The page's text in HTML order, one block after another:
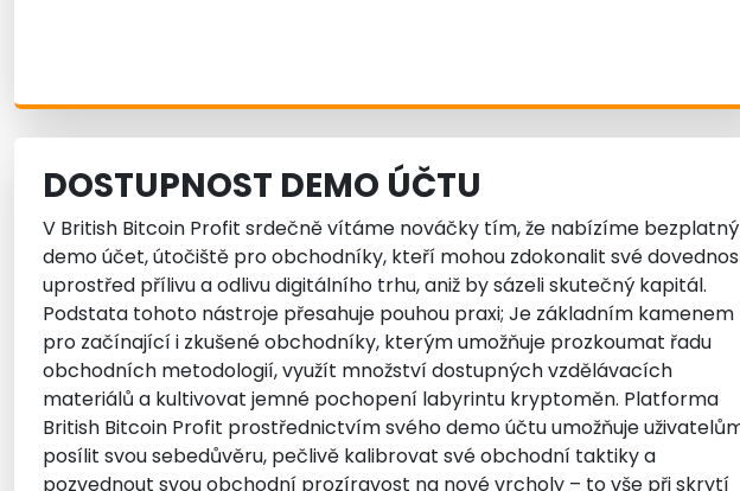
DOSTUPNOST DEMO ÚČTU
V British Bitcoin Profit srdečně vítáme nováčky tím, že nabízíme bezplatný
demo účet, útočiště pro obchodníky, kteří mohou zdokonalit své
uprostřed přílivu a odlivu digitálního trhu, aniž by sázeli skutečný kapitál.
Podstata tohoto nástroje přesahuje pouhou praxi; Je základním kamenem
pro začínající i zkušené obchodníky, kterým umožňuje prozkoumat řadu
obchodních metodologií, využít množství dostupných vzdělávacích
materiálů a kultivovat jemné pochopení labyrintu kryptoměn. Platforma
British Bitcoin Profit prostřednictvím svého demo účtu umožňuje
posílit svou sebedůvěru, pečlivě kalibrovat své obchodní taktiky a
pozvednout svou obchodní prozíravost na nové vrcholy – to vše při skrytí